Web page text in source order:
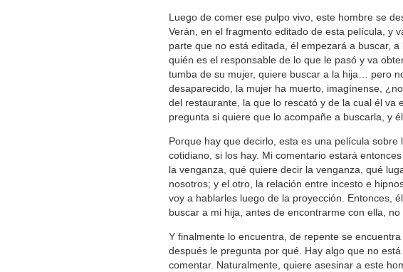
Luego de comer ese pulpo vivo, este hombre se
Verán, en el fragmento editado de esta película, y
parte que no está editada, él empezará a buscar,
quién es el responsable de lo que le pasó y va
tumba de su mujer, quiere buscar a la hija… pero
desaparecido, la mujer ha muerto, imagínense,
del restaurante, la que lo rescató y de la cual él va
pregunta si quiere que lo acompañe a buscarla, y
Porque hay que decirlo, esta es una película
cotidiano, si los hay. Mi comentario estará
la venganza, qué quiere decir la venganza, qué
nosotros; y el otro, la relación entre incesto e
voy a hablarles luego de la proyección. Entonces,
buscar a mi hija, antes de encontrarme con ella,
Y finalmente lo encuentra, de repente se
después le pregunta por qué. Hay algo que no
comentar. Naturalmente, quiere asesinar a este